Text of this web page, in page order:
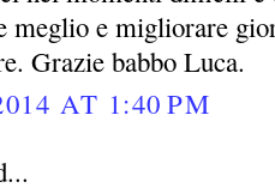
meglio e migliorare
Grazie babbo Luca.
AT 1:40 PM